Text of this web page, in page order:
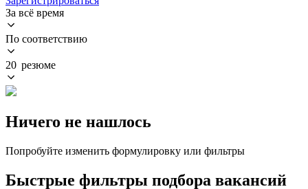
За всё время
По соответствию
20 резюме
Ничего не нашлось
Попробуйте изменить формулировку или фильтры
Быстрые фильтры подбора вакансий